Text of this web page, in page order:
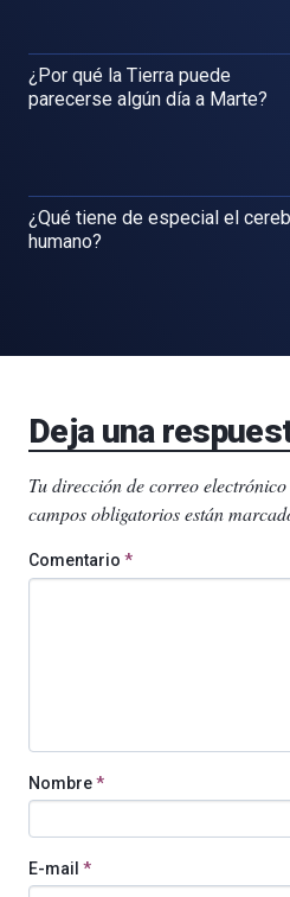
¿Por qué la Tierra puede
parecerse algún día a Marte?
¿Qué tiene de especial el
humano?
Deja una
Tu dirección de correo
campos obligatorios están
Comentario *
Nombre*
E-mail *